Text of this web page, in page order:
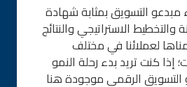
التسويق بمثابة شهادة
والتخطيط الاستراتيجي والنتائج
لعملائنا في مختلف
إذا كنت تريد بدء رحلة النمو
التسويق الرقمي موجودة هنا